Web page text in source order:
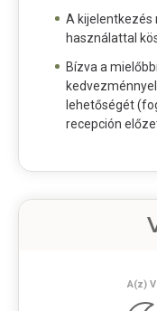
A kijelentkezés
használattal
Bízva a
lehetőségét
recepción
A(z)